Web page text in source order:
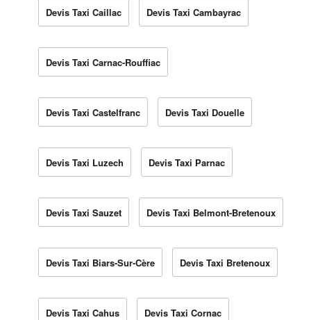
Devis Taxi Caillac Devis Taxi Cambayrac
Devis Taxi Carnac-Rouffiac
Devis Taxi Castelfranc Devis Taxi Douelle
Devis Taxi Luzech Devis Taxi Parnac
Devis Taxi Sauzet Devis Taxi Belmont-Bretenoux
Devis Taxi Biars-Sur-Cère Devis Taxi Bretenoux
Devis Taxi Cahus Devis Taxi Cornac